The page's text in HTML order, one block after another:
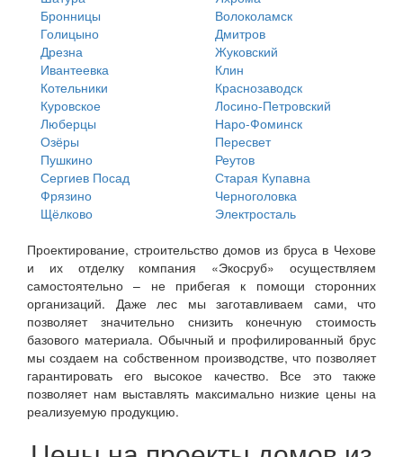
Бронницы
Волоколамск
Голицыно
Дмитров
Дрезна
Жуковский
Ивантеевка
Клин
Котельники
Краснозаводск
Куровское
Лосино-Петровский
Люберцы
Наро-Фоминск
Озёры
Пересвет
Пушкино
Реутов
Сергиев Посад
Старая Купавна
Фрязино
Черноголовка
Щёлково
Электросталь
Проектирование, строительство домов из бруса в Чехове
и их отделку компания «Экосруб» осуществляем
самостоятельно – не прибегая к помощи сторонних
организаций. Даже лес мы заготавливаем сами, что
позволяет значительно снизить конечную стоимость
базового материала. Обычный и профилированный брус
мы создаем на собственном производстве, что позволяет
гарантировать его высокое качество. Все это также
позволяет нам выставлять максимально низкие цены на
реализуемую продукцию.